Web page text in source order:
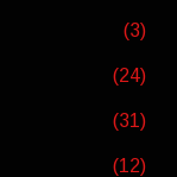
(3)
(24)
(31)
(12)